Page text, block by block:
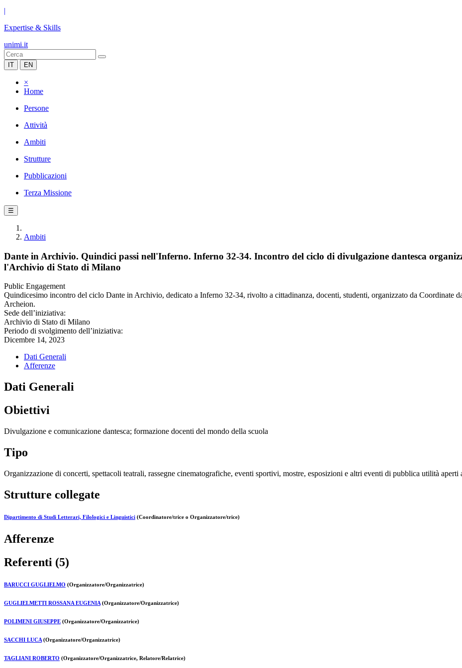
|
Expertise & Skills
unimi.it
IT EN
×
Home
Persone
Attività
Ambiti
Strutture
Pubblicazioni
Terza Missione
☰
Ambiti
Dante in Archivio. Quindici passi nell'Inferno. Inferno 32-34. Incontro del ciclo di divulgazione dantesca
l'Archivio di Stato di Milano
Public Engagement
Quindicesimo incontro del ciclo Dante in Archivio, dedicato a Inferno 32-34, rivolto a cittadinanza, docenti, studenti, organizzato da Coordinate
Archeion.
Sede dell’iniziativa:
Archivio di Stato di Milano
Periodo di svolgimento dell’iniziativa:
Dicembre 14, 2023
Dati Generali
Afferenze
Dati Generali
Obiettivi
Divulgazione e comunicazione dantesca; formazione docenti del mondo della scuola
Tipo
Organizzazione di concerti, spettacoli teatrali, rassegne cinematografiche, eventi sportivi, mostre, esposizioni e altri eventi di pubblica utilità aperti
Strutture collegate
Dipartimento di Studi Letterari, Filologici e Linguistici (Coordinatore/trice o Organizzatore/trice)
Afferenze
Referenti (5)
BARUCCI GUGLIELMO (Organizzatore/Organizzatrice)
GUGLIELMETTI ROSSANA EUGENIA (Organizzatore/Organizzatrice)
POLIMENI GIUSEPPE (Organizzatore/Organizzatrice)
SACCHI LUCA (Organizzatore/Organizzatrice)
TAGLIANI ROBERTO (Organizzatore/Organizzatrice, Relatore/Relatrice)